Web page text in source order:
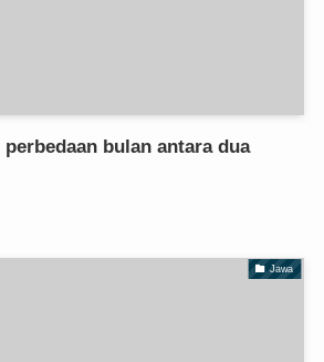
bulan antara dua
Jawa